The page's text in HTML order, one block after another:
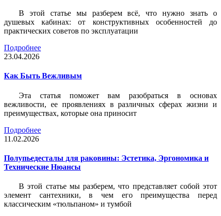
В этой статье мы разберем всё, что нужно знать о
душевых кабинах: от конструктивных особенностей до
практических советов по эксплуатации
Подробнее
23.04.2026
Как Быть Вежливым
Эта статья поможет вам разобраться в основах
вежливости, ее проявлениях в различных сферах жизни и
преимуществах, которые она приносит
Подробнее
11.02.2026
Полупьедесталы для раковины: Эстетика, Эргономика и
Технические Нюансы
В этой статье мы разберем, что представляет собой этот
элемент сантехники, в чем его преимущества перед
классическим «тюльпаном» и тумбой